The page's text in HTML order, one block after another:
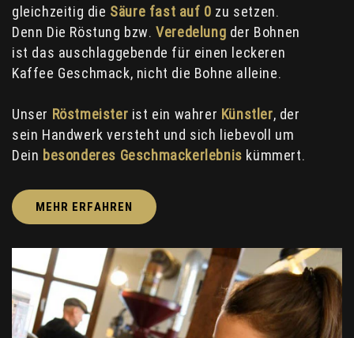
gleichzeitig die Säure fast auf 0 zu setzen.
Denn Die Röstung bzw.Veredelung der Bohnen
ist das auschlaggebende für einen leckeren
Kaffee Geschmack, nicht die Bohne alleine.
Unser Röstmeister ist ein wahrer Künstler, der
sein Handwerk versteht und sich liebevoll um
Dein besonderes Geschmackerlebnis kümmert.
MEHR ERFAHREN